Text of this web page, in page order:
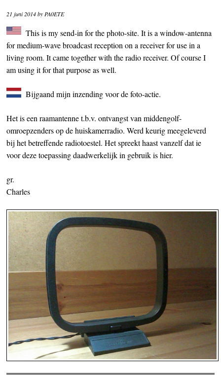
21 juni 2014by PA0ETE
This is my send-in for the photo-site. It is a window-antenna
for medium-wave broadcast reception on a receiver for use in a
living room. It came together with the radio receiver. Of course I
am using it for that purpose as well.
Bijgaand mijn inzending voor de foto-actie.
Het is een raamantenne t.b.v. ontvangst van middengolf-
omroepzenders op de huiskamerradio. Werd keurig meegeleverd
bij het betreffende radiotoestel. Het spreekt haast vanzelf dat ie
voor deze toepassing daadwerkelijk in gebruik is hier.
gr.
Charles